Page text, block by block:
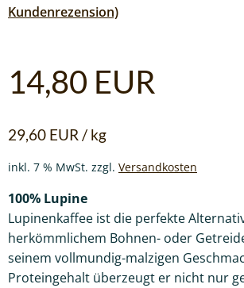
5.00von 5,
Kundenrezension)
14,80 EUR
29,60 EUR / kg
inkl. 7 % MwSt. zzgl. Versandkosten
100% Lupine
Lupinenkaffee ist die perfekte
herkömmlichem Bohnen- oder
seinem vollmundig-malzigen
Proteingehalt überzeugt er nicht nur